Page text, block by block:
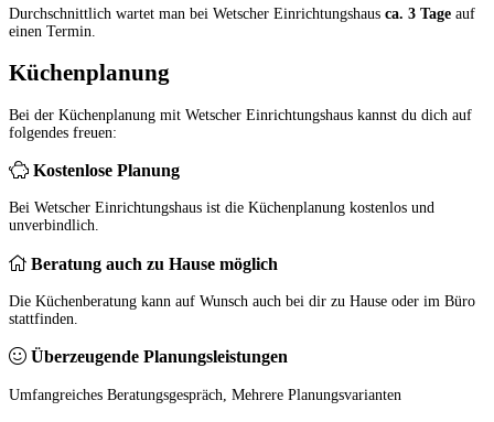
Durchschnittlich wartet man bei Wetscher Einrichtungshaus ca. 3 Tage auf
einen Termin.
Küchenplanung
Bei der Küchenplanung mit Wetscher Einrichtungshaus kannst du dich auf
folgendes freuen:
Kostenlose Planung
Bei Wetscher Einrichtungshaus ist die Küchenplanung kostenlos und
unverbindlich.
Beratung auch zu Hause möglich
Die Küchenberatung kann auf Wunsch auch bei dir zu Hause oder im Büro
stattfinden.
Überzeugende Planungsleistungen
Umfangreiches Beratungsgespräch, Mehrere Planungsvarianten